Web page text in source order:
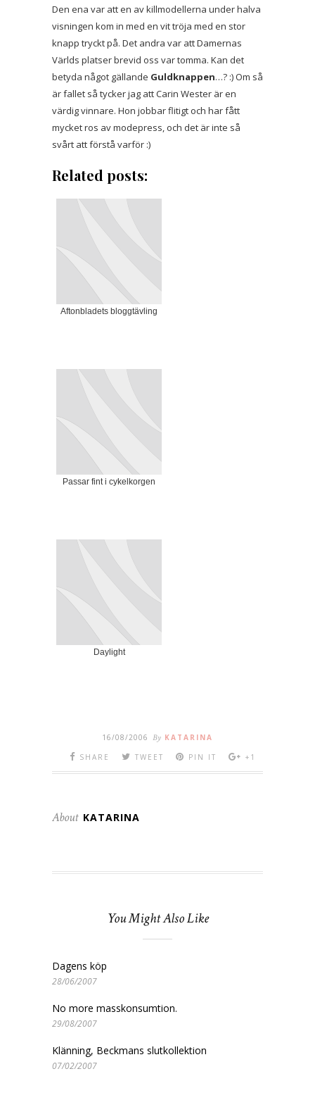
Den ena var att en av killmodellerna under halva
visningen kom in med en vit tröja med en stor
knapp tryckt på. Det andra var att Damernas
Världs platser brevid oss var tomma. Kan det
betyda något gällande Guldknappen…? :) Om så
är fallet så tycker jag att Carin Wester är en
värdig vinnare. Hon jobbar flitigt och har fått
mycket ros av modepress, och det är inte så
svårt att förstå varför :)
Related posts:
Aftonbladets bloggtävling
Passar fint i cykelkorgen
Daylight
16/08/2006 By KATARINA
SHARE
TWEET PIN IT +1
About KATARINA
You Might Also Like
Dagens köp
28/06/2007
No more masskonsumtion.
29/08/2007
Klänning, Beckmans slutkollektion
07/02/2007